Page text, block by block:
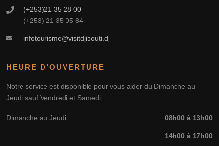
(+253)21 35 28 00
(+253) 21 35 05 84
infotourisme@visitdjibouti.dj
HEURE D’OUVERTURE
Notre service est disponible pour vous aider du Dimanche au
Jeudi sauf Vendredi et Samedi.
Dimanche au Jeudi: 08h00 à 13h00
14h00 à 17h00